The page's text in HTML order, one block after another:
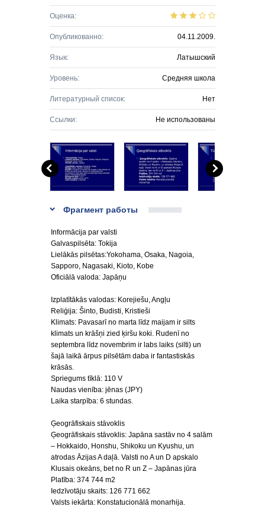
Оценка:
Опубликованно: 04.11.2009.
Язык: Латышский
Уровень: Средняя школа
Литературный список: Нет
Ссылки: Не использованы
Фрагмент работы
Informācija par valsti
Galvaspilsēta: Tokija
Lielākās pilsētas:Yokohama, Osaka, Nagoia,
Sapporo, Nagasaki, Kioto, Kobe
Oficiālā valoda: Japāņu
Izplatītākās valodas: Korejiešu, Angļu
Reliģija: Šinto, Budisti, Kristieši
Klimats: Pavasarī no marta līdz maijam ir silts
klimats un krāšņi zied ķiršu koki. Rudenī no
septembra līdz novembrim ir labs laiks (silti) un
šajā laikā ārpus pilsētām daba ir fantastiskās
krāsās.
Spriegums tīklā: 110 V
Naudas vienība: jēnas (JPY)
Laika starpība: 6 stundas.
Ģeogrāfiskais stāvoklis
Ģeogrāfiskais stāvoklis: Japāna sastāv no 4 salām
– Hokkaido, Honshu, Shikoku un Kyushu, un
atrodas Āzijas A daļā. Valsti no A un D apskalo
Klusais okeāns, bet no R un Z – Japānas jūra
Platība: 374 744 m2
Iedzīvotāju skaits: 126 771 662
Valsts iekārta: Konstatucionālā monarhija.